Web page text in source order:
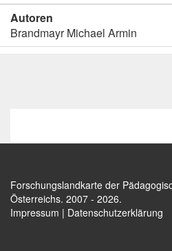
Autoren
Brandmayr Michael Armin
Forschungslandkarte der
Österreichs. 2007 - 2026.
Impressum | Datenschutzerklärung